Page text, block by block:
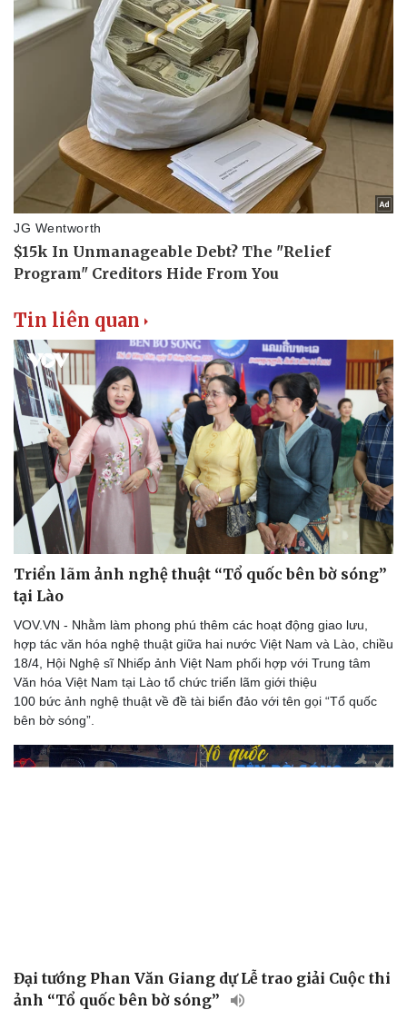
Dinh dưỡng - món ngon
Cây thuốc
Sản phụ khoa
Nhi khoa
Nam khoa
Làm đẹp - giảm cân
Phòng mạch online
Ăn sạch sống khỏe
Đời sống
Nhà đẹp
Blog
Tình yêu - Gia đình
Tin liên quan
Triển lãm ảnh nghệ thuật “Tổ quốc bên bờ sóng”
tại Lào
VOV.VN - Nhằm làm phong phú thêm các hoạt động giao lưu,
hợp tác văn hóa nghệ thuật giữa hai nước Việt Nam và Lào, chiều
18/4, Hội Nghệ sĩ Nhiếp ảnh Việt Nam phối hợp với Trung tâm
Văn hóa Việt Nam tại Lào tổ chức triển lãm giới thiệu
100 bức ảnh nghệ thuật về đề tài biển đảo với tên gọi “Tổ quốc
bên bờ sóng”.
Đại tướng Phan Văn Giang dự Lễ trao giải Cuộc thi
ảnh “Tổ quốc bên bờ sóng”